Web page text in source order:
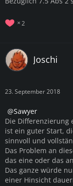
2
Joschi
23. September 2018
Sawyer
Die Differenzierung
ist ein guter Start,
sinnvoll und
Das Problem an
das eine oder das
Das ganze würde
einer Hinsicht